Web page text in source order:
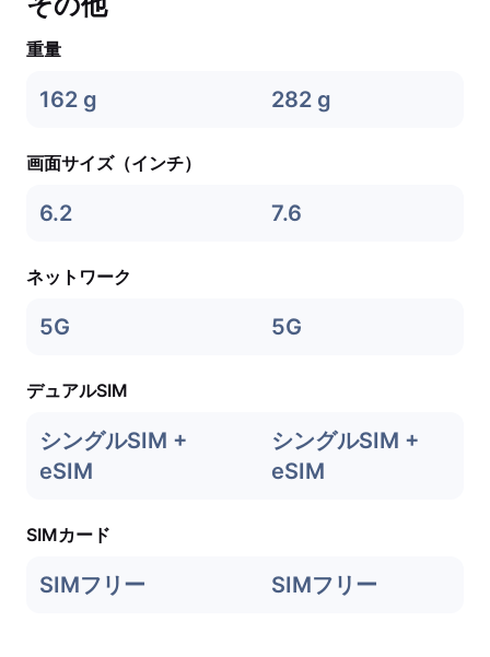
重量
162 g 282 g
画面サイズ（インチ）
6.2 7.6
ネットワーク
5G 5G
デュアルSIM
シングルSIM +
eSIM
シングルSIM +
eSIM
SIMカード
SIMフリー SIMフリー